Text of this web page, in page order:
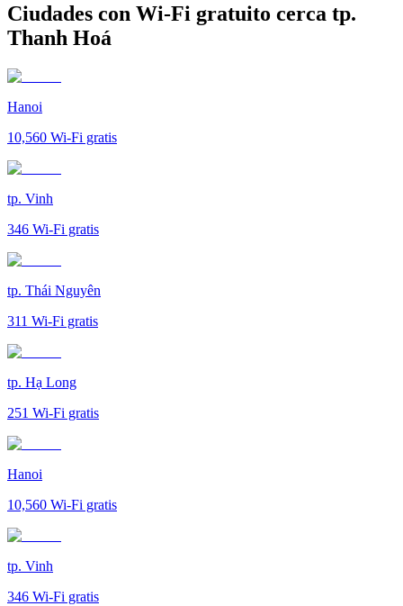
Ciudades con Wi-Fi gratuito cerca tp.
Thanh Hoá
Hanoi
10,560 Wi-Fi gratis
tp. Vinh
346 Wi-Fi gratis
tp. Thái Nguyên
311 Wi-Fi gratis
tp. Hạ Long
251 Wi-Fi gratis
Hanoi
10,560 Wi-Fi gratis
tp. Vinh
346 Wi-Fi gratis